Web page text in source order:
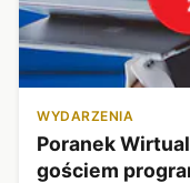
WYDARZENIA
Poranek
gościem